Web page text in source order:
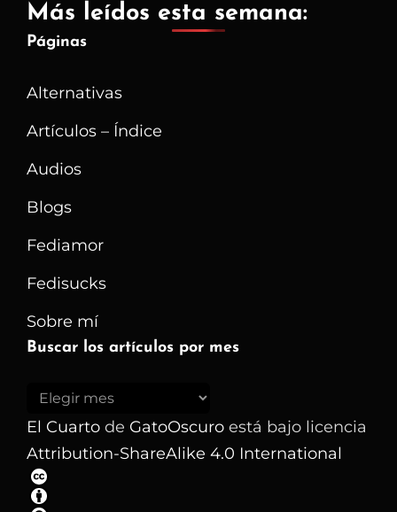
Más leídos esta semana:
Páginas
Alternativas
Artículos – Índice
Audios
Blogs
Fediamor
Fedisucks
Sobre mí
Buscar los artículos por mes
Buscar
los
artículos
por
mes
El Cuarto de GatoOscuro está bajo licencia
Attribution-ShareAlike 4.0 International